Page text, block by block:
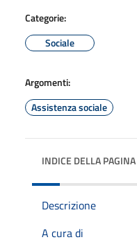
Categorie:
Sociale
Argomenti:
Assistenza sociale
INDICE DELLA PAGINA
Descrizione
A cura di